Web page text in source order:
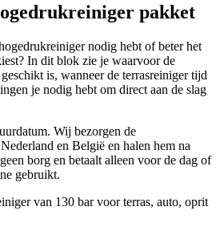
pakket
nodig hebt of beter het
In dit blok zie je waarvoor de
is, wanneer de terrasreiniger tijd
je nodig hebt om direct aan de slag
Wij bezorgen de
en België en halen hem na
borg en betaalt alleen voor de dag of
gebruikt.
van 130 bar voor terras, auto, oprit